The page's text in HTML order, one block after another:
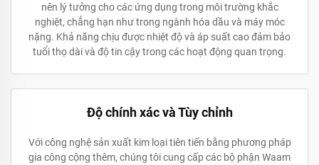
nên lý tưởng cho các ứng dụng trong môi trường khắc
nghiệt, chẳng hạn như trong ngành hóa dầu và máy móc
nặng. Khả năng chịu được nhiệt độ và áp suất cao đảm bảo
tuổi thọ dài và độ tin cậy trong các hoạt động quan trọng.
Độ chính xác và Tùy chỉnh
Với công nghệ sản xuất kim loại tiên tiến bằng phương pháp
gia công cộng thêm, chúng tôi cung cấp các bộ phận Waam